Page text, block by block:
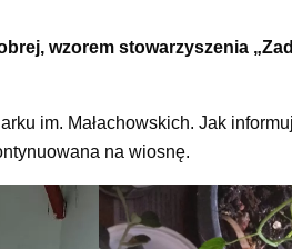
wzorem stowarzyszenia
im. Małachowskich. Jak
na wiosnę.